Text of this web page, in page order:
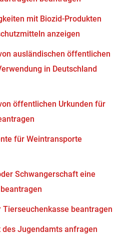
mit Biozid-Produkten
anzeigen
ausländischen öffentlichen
in Deutschland
öffentlichen Urkunden für
für Weintransporte
Schwangerschaft eine
Tierseuchenkasse beantragen
Jugendamts anfragen